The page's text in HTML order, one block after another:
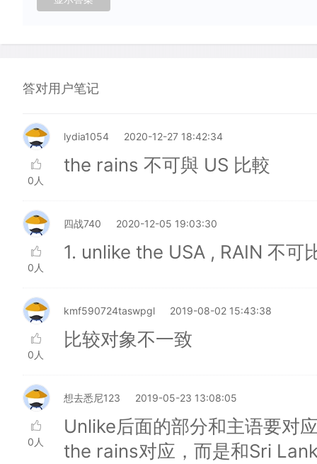
答对用户笔记
0人
lydia1054 2020-12-27 18:42:34
the rains 不可與 US 比較
0人
四战740 2020-12-05 19:03:30
1. unlike the USA , RAIN 不可
0人
kmf590724taswpgl 2019-08-02 15:43:38
比较对象不一致
0人
想去悉尼123 2019-05-23 13:08:05
Unlike后面的部分和主语要对
the rains对应，而是和Sri